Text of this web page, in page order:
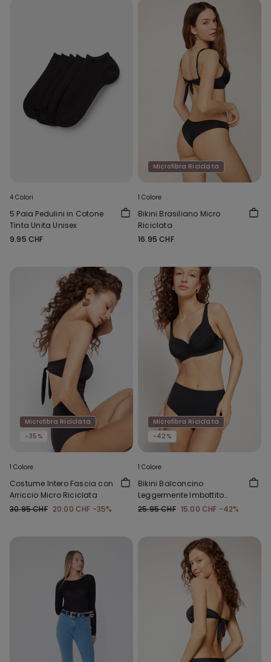
4 Colori
5 Paia Pedulini in Cotone
Tinta Unita Unisex
9.95 CHF
Microfibra Riciclata
1 Colore
Bikini Brasiliano Micro
Riciclata
16.95 CHF
Microfibra Riciclata
-35%
1 Colore
Costume Intero Fascia con
Arriccio Micro Riciclata
30.95 CHF 20.00 CHF -35%
Microfibra Riciclata
-42%
1 Colore
Bikini Balconcino
Leggermente Imbottito
Arriccio Riciclato
25.95 CHF 15.00 CHF -42%